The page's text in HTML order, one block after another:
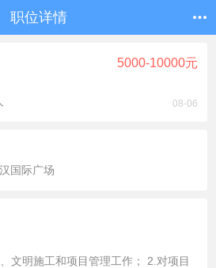
职位详情
5000-10000元
08-06
国际广场
文明施工和项目管理工作； 2.对项目